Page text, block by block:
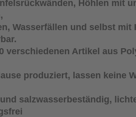
Höhlen mit
Wasserfällen und selbst mit
verschiedenen Artikel aus
produziert, lassen keine
salzwasserbeständig,